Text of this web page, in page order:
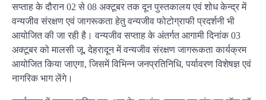
सप्ताह के दौरान 02 से 08 अक्टूबर तक दून पुस्तकालय एवं शोध केन्द्र में
वन्यजीव संरक्षण एवं जागरूकता हेतु वन्यजीव फोटोग्राफी प्रदर्शनी भी
आयोजित की जा रही है। वन्यजीव सप्ताह के अंतर्गत आगामी दिनांक 03
अक्टूबर को मालसी जू, देहरादून में वन्यजीव संरक्षण जागरूकता कार्यक्रम
आयोजित किया जाएगा, जिसमें विभिन्न जनप्रतिनिधि, पर्यावरण विशेषज्ञ एवं
नागरिक भाग लेंगे।